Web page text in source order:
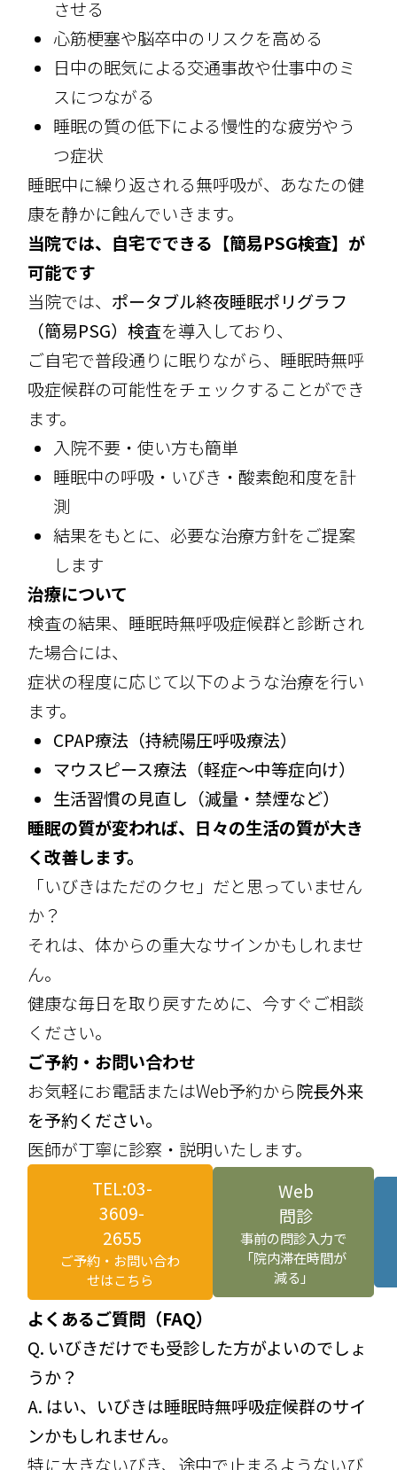
させる
心筋梗塞や脳卒中のリスクを高める
日中の眠気による交通事故や仕事中のミ
スにつながる
睡眠の質の低下による慢性的な疲労やう
つ症状
睡眠中に繰り返される無呼吸が、あなたの健
康を静かに蝕んでいきます。
当院では、自宅でできる【簡易PSG検査】が
可能です
当院では、 ポータブル終夜睡眠ポリグラフ
（簡易PSG）検査を導入しており、
ご自宅で普段通りに眠りながら、睡眠時無呼
吸症候群の可能性をチェックすることができ
ます。
入院不要・使い方も簡単
睡眠中の呼吸・いびき・酸素飽和度を計
測
結果をもとに、必要な治療方針をご提案
します
治療について
検査の結果、睡眠時無呼吸症候群と診断され
た場合には、
症状の程度に応じて以下のような治療を行い
ます。
CPAP療法（持続陽圧呼吸療法）
マウスピース療法（軽症～中等症向け）
生活習慣の見直し（減量・禁煙など）
睡眠の質が変われば、日々の生活の質が大き
く改善します。
「いびきはただのクセ」だと思っていません
か？
それは、体からの重大なサインかもしれませ
ん。
健康な毎日を取り戻すために、今すぐご相談
ください。
ご予約・お問い合わせ
お気軽にお電話またはWeb予約から院長外来
を予約ください。
医師が丁寧に診察・説明いたします。
TEL:03-
3609-
2655
ご予約・お問い合わ
せはこちら
Web
問診
事前の問診入力で
「院内滞在時間が
減る」
よくあるご質問（FAQ）
Q. いびきだけでも受診した方がよいのでしょ
うか？
A. はい、いびきは睡眠時無呼吸症候群のサイ
ンかもしれません。
特に大きないびき、途中で止まるようないび